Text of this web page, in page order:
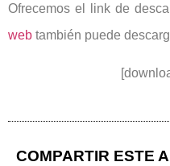
Ofrecemos el link de
web también puede
COMPARTIR ESTE